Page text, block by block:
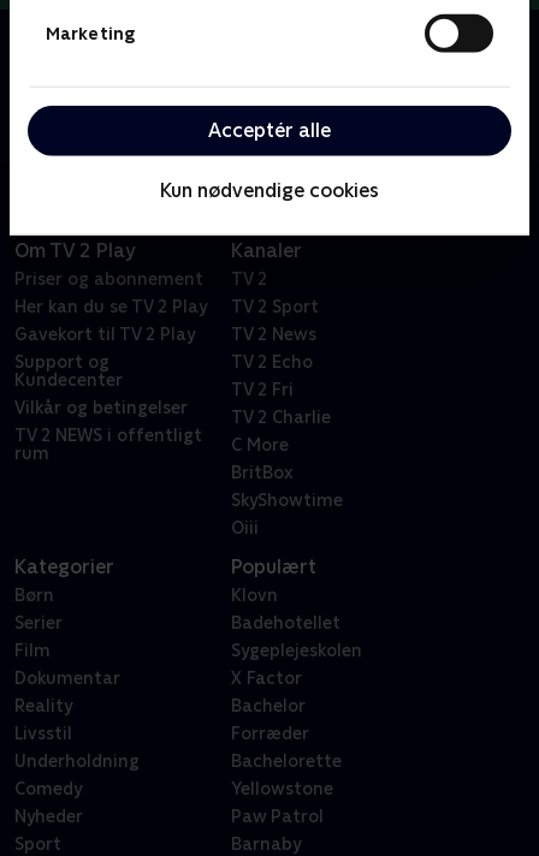
Marketing
Acceptér alle
Kun nødvendige cookies
Om Dybvaaaaad
af parodier, sketches og satire om tv-koncepter, tv-
tilrettelæggere og tv-personligheder.
Om TV 2 Play
Priser og abonnement
Her kan du se TV 2 Play
Gavekort til TV 2 Play
Support og
Kundecenter
Vilkår og betingelser
TV 2 NEWS i offentligt
rum
Kanaler
TV 2
TV 2 Sport
TV 2 News
TV 2 Echo
TV 2 Fri
TV 2 Charlie
C More
BritBox
SkyShowtime
Oiii
Kategorier
Børn
Serier
Film
Dokumentar
Reality
Livsstil
Underholdning
Comedy
Nyheder
Sport
Populært
Klovn
Badehotellet
Sygeplejeskolen
X Factor
Bachelor
Forræder
Bachelorette
Yellowstone
Paw Patrol
Barnaby